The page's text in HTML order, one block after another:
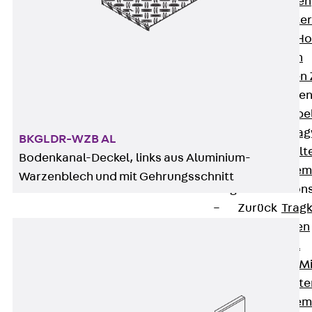
KH Kabelhalter
Hohlleiter-/
Kabelwannen
Kabelschellen
KTW
KBH
Zurück
Wandkonsolen
Deckenbügel
Zentral- und
W-Profil-
U-Stiel-System
BKGLDR-WZB AL
Bodenkanal-Deckel, links aus Aluminium-
Warzenblech und mit Gehrungsschnitt